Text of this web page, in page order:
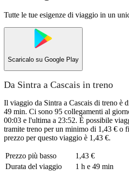
Tutte le tue esigenze di viaggio in un
Scaricalo su Google Play
Da Sintra a Cascais in treno
Il viaggio da Sintra a Cascais di treno è
49 min. Ci sono 95 collegamenti al
00:03 e l'ultima a 23:52. È possibile
tramite treno per un minimo di 1,43 € o
prezzo per questo viaggio è 1,43 €.
Prezzo più basso
1,43 €
Durata del viaggio
1 h e 49 min